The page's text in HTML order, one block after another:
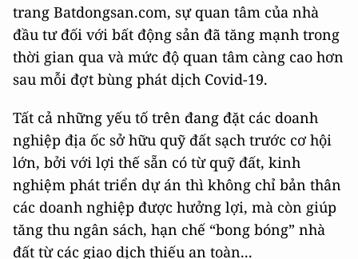
trang Batdongsan.com, sự quan tâm của nhà
đầu tư đối với bất động sản đã tăng mạnh trong
thời gian qua và mức độ quan tâm càng cao hơn
sau mỗi đợt bùng phát dịch Covid-19.
Tất cả những yếu tố trên đang đặt các doanh
nghiệp địa ốc sở hữu quỹ đất sạch trước cơ hội
lớn, bởi với lợi thế sẵn có từ quỹ đất, kinh
nghiệm phát triển dự án thì không chỉ bản thân
các doanh nghiệp được hưởng lợi, mà còn giúp
tăng thu ngân sách, hạn chế “bong bóng” nhà
đất từ các giao dịch thiếu an toàn...